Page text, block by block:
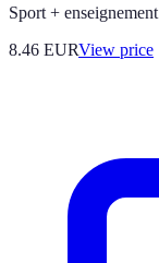
Sport + enseignement
8.46 EURView price